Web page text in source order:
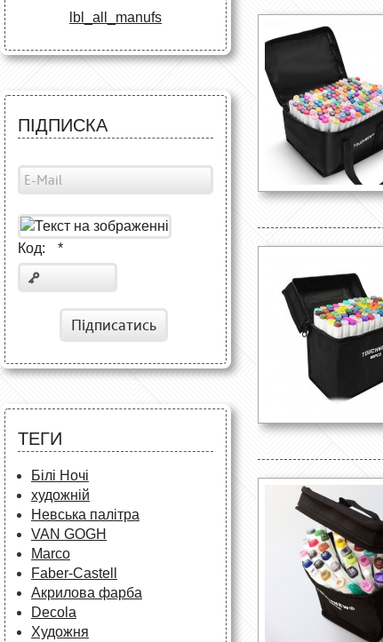
lbl_all_manufs
ПІДПИСКА
Код: *
Підписатись
ТЕГИ
Білі Ночі
художній
Невська палітра
VAN GOGH
Marco
Faber-Castell
Акрилова фарба
Decola
Художня